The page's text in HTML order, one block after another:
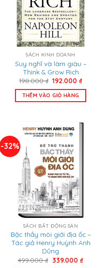
SÁCH KINH DOANH
Suy nghĩ và làm giàu –
Think & Grow Rich
198.000₫ Giá
là:
198.000 ₫.
192.000₫Giá
tại
THÊM VÀO GIỎ HÀNG
-32%
SÁCH BẤT ĐỘNG SẢN
Bậc thầy môi giới địa ốc –
Tác giả Henry Huỳnh Anh
Dũng
499.000₫ Giá
339.000 ₫Giá